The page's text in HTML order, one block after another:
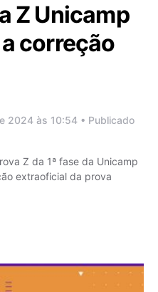
Z Unicamp
correção
2024 às 10:54 • Publicado
Z da 1ª fase da Unicamp
extraoficial da prova